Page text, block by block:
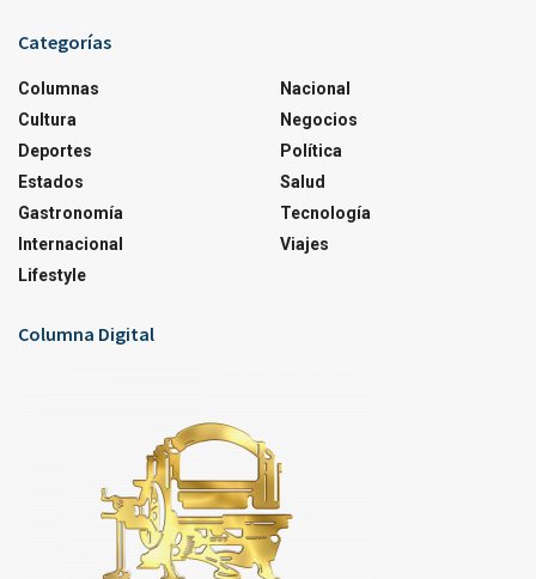
Categorías
Columnas
Cultura
Deportes
Estados
Gastronomía
Internacional
Lifestyle
Nacional
Negocios
Política
Salud
Tecnología
Viajes
Columna Digital